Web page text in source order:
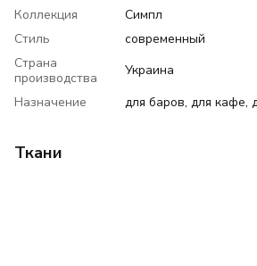
Коллекция
Симпл
Стиль
современный
Страна
производства
Украина
Назначение
для баров, для кафе,
Ткани